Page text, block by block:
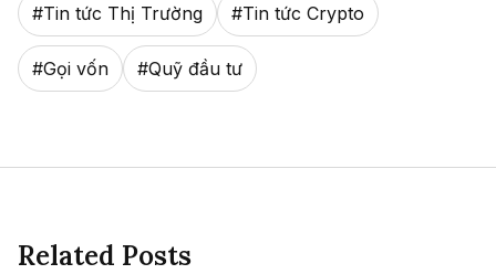
#Tin tức Thị Trường #Tin tức Crypto
#Gọi vốn #Quỹ đầu tư
Related Posts